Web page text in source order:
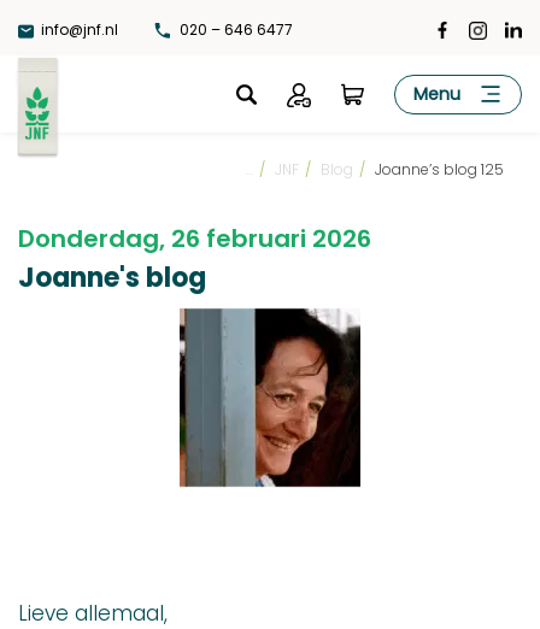
naar
de
inhoud
info@jnf.nl 020 – 646 6477
JNF Menu
/ JNF / Blog / Joanne’s blog 125
Donderdag, 26 februari 2026
Joanne's blog
Lieve allemaal,